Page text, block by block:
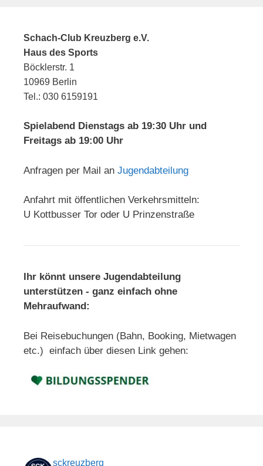
Schach-Club Kreuzberg e.V.
Haus des Sports
Böcklerstr. 1
10969 Berlin
Tel.: 030 6159191
Spielabend Dienstags ab 19:30 Uhr und
Freitags ab 19:00 Uhr
Anfragen per Mail an Jugendabteilung
Anfahrt mit öffentlichen Verkehrsmitteln:
U Kottbusser Tor oder U Prinzenstraße
Ihr könnt unsere Jugendabteilung
unterstützen - ganz einfach ohne
Mehraufwand:
Bei Reisebuchungen (Bahn, Booking, Mietwagen
etc.) einfach über diesen Link gehen:
sckreuzberg